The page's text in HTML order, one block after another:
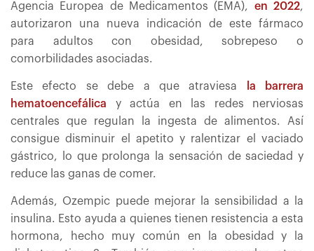
Agencia Europea de Medicamentos (EMA), en 2022,
autorizaron una nueva indicación de este fármaco
para adultos con obesidad, sobrepeso o
comorbilidades asociadas.
Este efecto se debe a que atraviesa
la barrera
hematoencefálica y actúa en las redes nerviosas
centrales que regulan la ingesta de alimentos. Así
consigue disminuir el apetito y ralentizar el vaciado
gástrico, lo que prolonga la sensación de saciedad y
reduce las ganas de comer.
Además, Ozempic puede mejorar la sensibilidad a la
insulina. Esto ayuda a quienes tienen resistencia a esta
hormona, hecho muy común en la obesidad y la